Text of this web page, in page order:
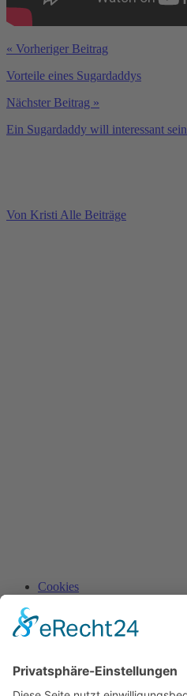
« Vorheriger Beitrag
Vorteile eines Sugardaddys
Nächster Beitrag »
Ein Sugardaddy will interessant sein
Von Kristi Alle Beiträge
Cookies